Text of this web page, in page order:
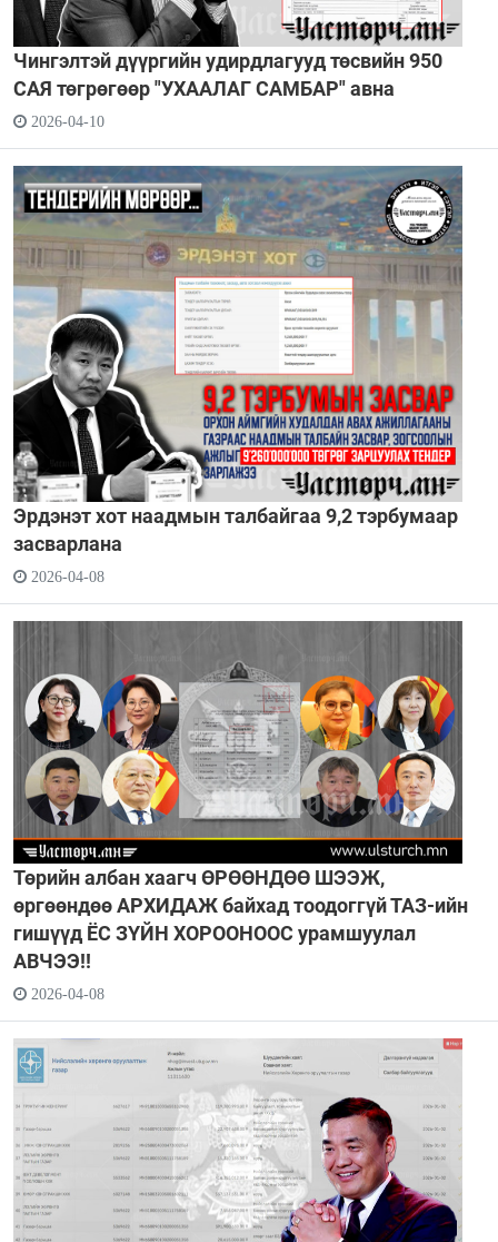
Чингэлтэй дүүргийн удирдлагууд төсвийн 950
САЯ төгрөгөөр "УХААЛАГ САМБАР" авна
2026-04-10
Эрдэнэт хот наадмын талбайгаа 9,2 тэрбумаар
засварлана
2026-04-08
Төрийн албан хаагч ӨРӨӨНДӨӨ ШЭЭЖ,
өргөөндөө АРХИДАЖ байхад тоодоггүй ТАЗ-ийн
гишүүд ЁС ЗҮЙН ХОРООНООС урамшуулал
АВЧЭЭ!!
2026-04-08